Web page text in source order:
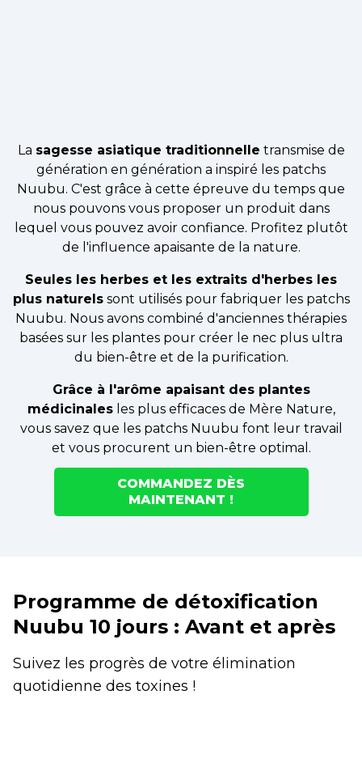
La sagesse asiatique traditionnelle transmise de
génération en génération a inspiré les patchs
Nuubu. C'est grâce à cette épreuve du temps que
nous pouvons vous proposer un produit dans
lequel vous pouvez avoir confiance. Profitez plutôt
de l'influence apaisante de la nature.
Seules les herbes et les extraits d'herbes les
plus naturelssont utilisés pour fabriquer les patchs
Nuubu. Nous avons combiné d'anciennes thérapies
basées sur les plantes pour créer le nec plus ultra
du bien-être et de la purification.
Grâce à l'arôme apaisant des plantes
médicinalesles plus efficaces de Mère Nature,
vous savez que les patchs Nuubu font leur travail
et vous procurent un bien-être optimal.
COMMANDEZ DÈS
MAINTENANT !
Programme de détoxification
Nuubu 10 jours : Avant et après
Suivez les progrès de votre élimination
quotidienne des toxines !